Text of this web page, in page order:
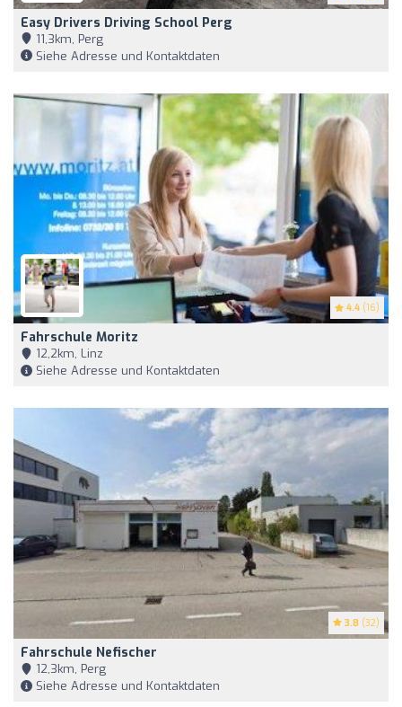
Easy Drivers Driving School Perg
11,3km, Perg
Siehe Adresse und Kontaktdaten
4.4 (16)
Fahrschule Moritz
12,2km, Linz
Siehe Adresse und Kontaktdaten
3.8 (32)
Fahrschule Nefischer
12,3km, Perg
Siehe Adresse und Kontaktdaten